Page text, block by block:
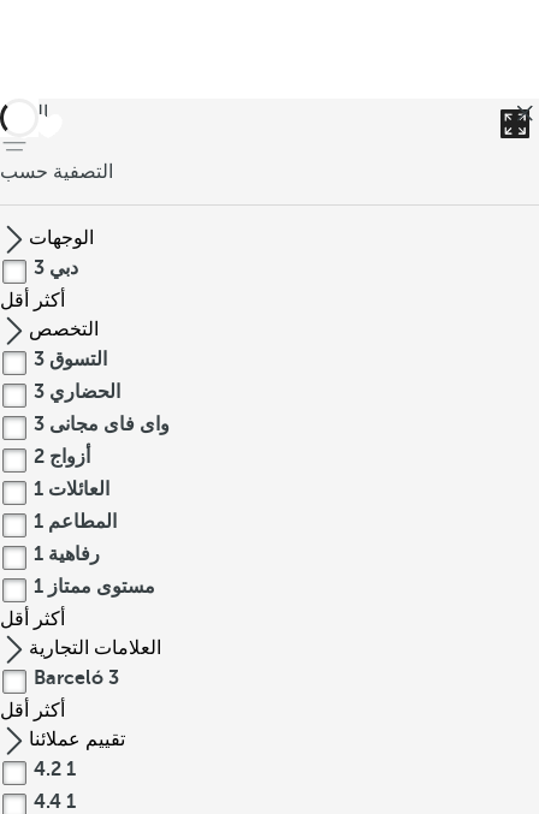
العودة
التصفية حسب
الوجهات
دبي 3
أكثر
أقل
التخصص
التسوق 3
الحضاري 3
واى فاى مجانى 3
أزواج 2
العائلات 1
المطاعم 1
رفاهية 1
مستوى ممتاز 1
أكثر
أقل
العلامات التجارية
Barceló 3
أكثر
أقل
تقييم عملائنا
4.2 1
4.4 1